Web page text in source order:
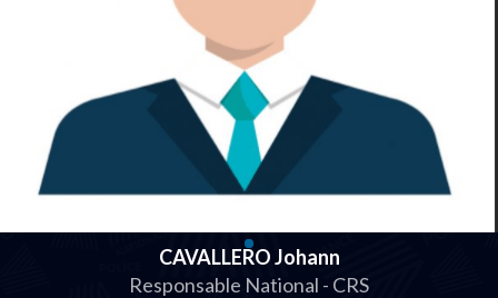
CAVALLERO Johann
Responsable National - CRS